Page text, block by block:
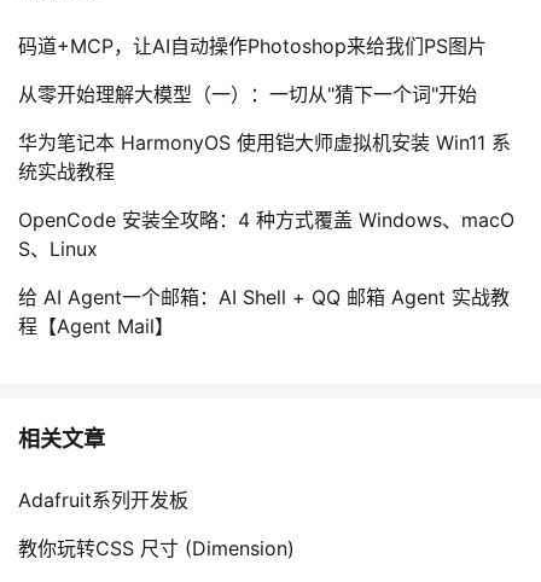
码道+MCP，让AI自动操作Photoshop来给我们PS图片
从零开始理解大模型（一）：一切从"猜下一个词"开始
华为笔记本 HarmonyOS 使用铠大师虚拟机安装 Win11 系
统实战教程
OpenCode 安装全攻略：4 种方式覆盖 Windows、macO
S、Linux
给 AI Agent一个邮箱：AI Shell + QQ 邮箱 Agent 实战教
程【Agent Mail】
相关文章
Adafruit系列开发板
教你玩转CSS 尺寸 (Dimension)